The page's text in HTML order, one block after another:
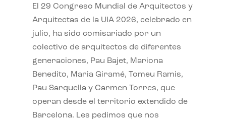
El 29 Congreso Mundial de Arquitectos y
Arquitectas de la UIA 2026, celebrado en
julio, ha sido comisariado por un
colectivo de arquitectos de diferentes
generaciones, Pau Bajet, Mariona
Benedito, Maria Giramé, Tomeu Ramis,
Pau Sarquella y Carmen Torres, que
operan desde el territorio extendido de
Barcelona. Les pedimos que nos